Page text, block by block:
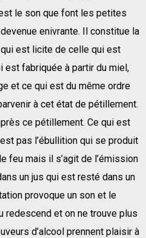
le son que font les petites
enivrante. Il constitue la
est licite de celle qui est
est fabriquée à partir du miel,
et ce qui est du même ordre
à cet état de pétillement.
ce pétillement. Ce qui est
pas l’ébullition qui se produit
feu mais il s’agit de l’émission
un jus qui est resté dans un
provoque un son et le
redescend et on ne trouve plus
d’alcool prennent plaisir à